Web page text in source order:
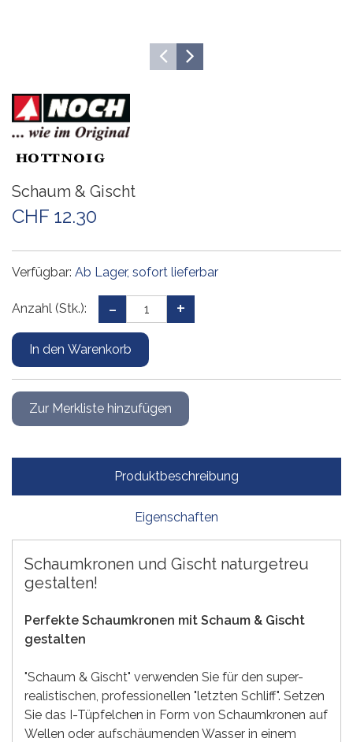
Schaum & Gischt
CHF 12.30
Verfügbar: Ab Lager, sofort lieferbar
Anzahl (Stk.):
Produktbeschreibung
Eigenschaften
Schaumkronen und Gischt naturgetreu
gestalten!
Perfekte Schaumkronen mit Schaum & Gischt
gestalten
"Schaum & Gischt" verwenden Sie für den super-
realistischen, professionellen "letzten Schliff". Setzen
Sie das I-Tüpfelchen in Form von Schaumkronen auf
Wellen oder aufschäumenden Wasser in einem